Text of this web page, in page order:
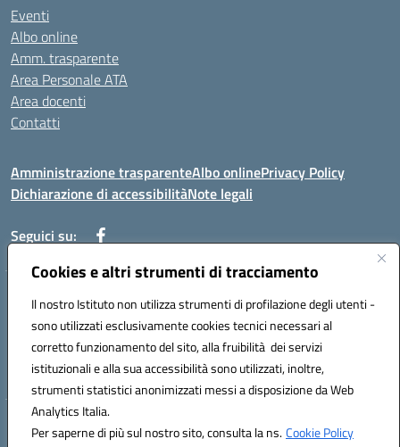
Cookies e altri strumenti di tracciamento
Il nostro Istituto non utilizza strumenti di profilazione degli utenti -
sono utilizzati esclusivamente cookies tecnici necessari al
corretto funzionamento del sito, alla fruibilità dei servizi
istituzionali e alla sua accessibilità sono utilizzati, inoltre,
strumenti statistici anonimizzati messi a disposizione da Web
Analytics Italia.
Per saperne di più sul nostro sito, consulta la ns.Cookie Policy
Eventi
Albo online
Amm. trasparente
Area Personale ATA
Area docenti
Contatti
Amministrazione trasparenteAlbo onlinePrivacy Policy
Dichiarazione di accessibilitàNote legali
Seguici su:
Indirizzo: VIA BRECCIAME, 46 - 81024 MADDALONI (CE)
Mail: CEIC8AU001@istruzione.it - Pec: CEIC8AU001@pec.istruzione.it -
Telefono: 0823408721
Meccanografico: CEIC8AU001
Codice fiscale: 93086080616
Hosting & Powered by 3D Solution S.r.l.